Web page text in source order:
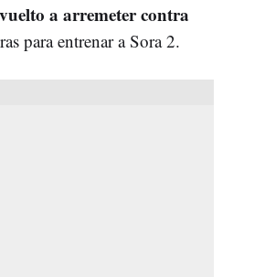
a arremeter contra
para entrenar a Sora 2.